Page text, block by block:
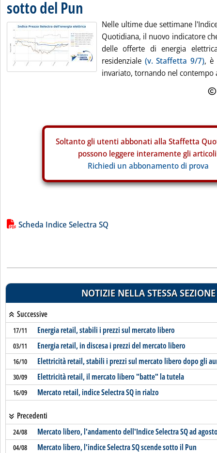
sotto del Pun
Nelle ultime due settimane
Quotidiana, il nuovo indicatore
delle offerte di energia
residenziale (v. Staffetta 9/7), è
invariato, tornando nel contempo
Soltanto gli utenti abbonati alla Staffetta
possono leggere interamente gli
Richiedi un abbonamento di prova
Lista allegati PDF alla notizia
Scheda Indice Selectra SQ
NOTIZIE NELLA STESSA SEZIONE
Successive
17/11 Energia retail, stabili i prezzi sul mercato libero
03/11 Energia retail, in discesa i prezzi del mercato libero
16/10 Elettricità retail, stabili i prezzi sul mercato libero dopo gli
30/09 Elettricità retail, il mercato libero "batte" la tutela
16/09 Mercato retail, indice Selectra SQ in rialzo
Precedenti
24/08 Mercato libero, l'andamento dell'Indice Selectra SQ ad
04/08 Mercato libero, l'indice Selectra SQ scende sotto il Pun